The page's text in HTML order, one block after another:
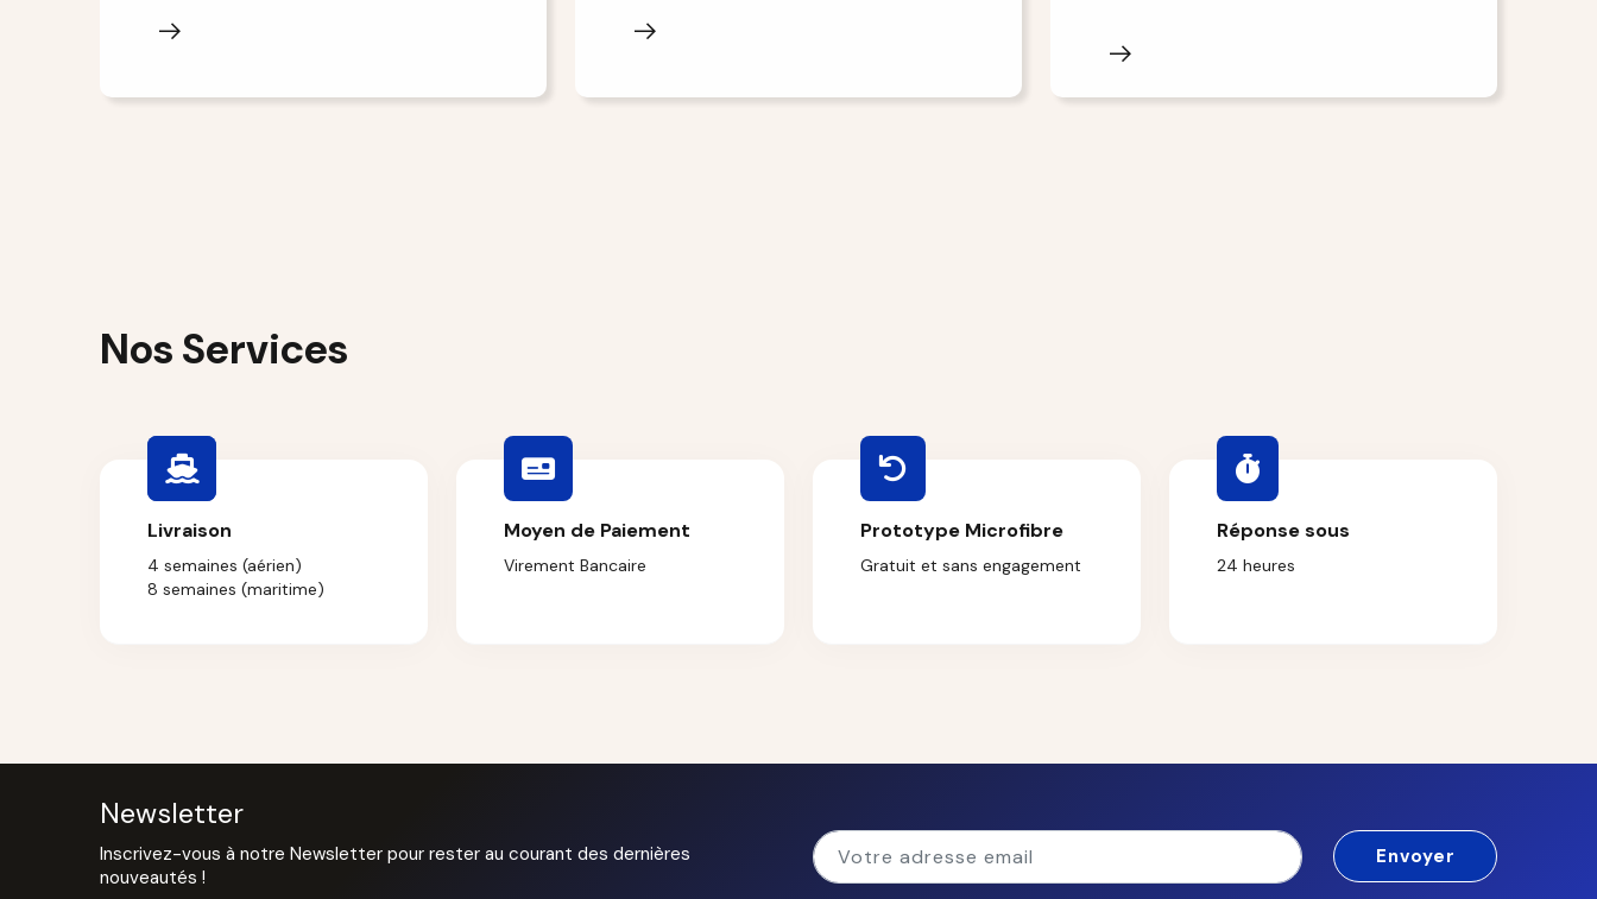
Nos Services
Livraison
4 semaines (aérien)
8 semaines (maritime)
Moyen de Paiement
Virement Bancaire
Prototype Microfibre
Gratuit et sans engagement
Réponse sous
24 heures
Newsletter
Inscrivez-vous à notre Newsletter pour rester au courant des dernières
nouveautés !